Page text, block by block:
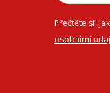
Přečtěte si,
osobními